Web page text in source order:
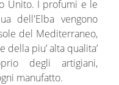
Unito. I profumi e le
dell'Elba vengono
del Mediterraneo,
piu’ alta qualita’
degli artigiani,
manufatto.